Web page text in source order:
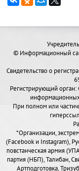
© Информационный
Свидетельство о
Регистрирующий
При полном или
*Организации,
(Facebook и Instagram),
повстанческая армия
партия (НБП), Талибан,
Артподготовка,